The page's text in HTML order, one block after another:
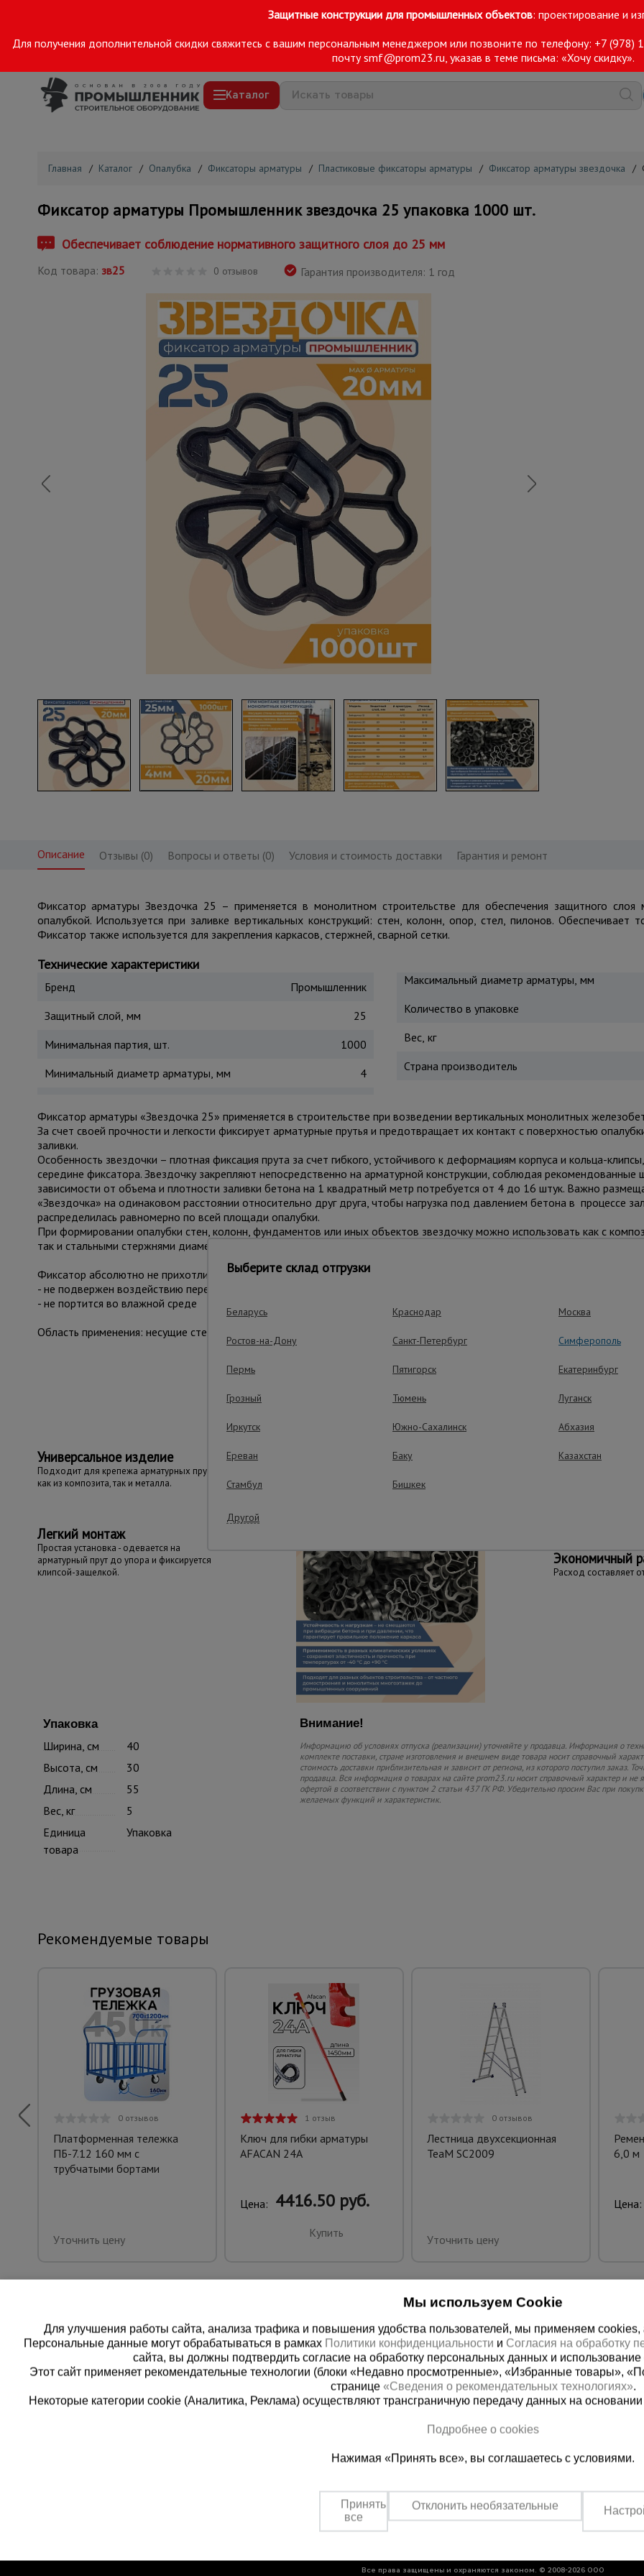
Защитные конструкции для промышленных объектов: проектирование и
Для получения дополнительной скидки свяжитесь с вашим персональным менеджером или позвоните по телефону: +7 (978)
почтуsmf@prom23.ru, указав в теме письма: «Хочу скидку».
Магазины Симферополь +7 (978) 149-25-90
Каталог
Вышки-туры
Сетка, тенты, брезенты
Строительные подъемники
Грузоподъемное оборудование
Мусоропровод строительный
Фанера ламинированная
Опалубка
Вибротехника для строительства
Оборудование для работы с арматурой
Оборудование для бетонных работ
Техника для склада
Тачки строительные и садовые
Лестницы и стремянки
Штукатурные комплекты
Сварочные аппараты
Металл и металлообработка
Главная / Каталог / Опалубка / Фиксаторы арматуры / Пластиковые фиксаторы арматуры / Фиксатор арматуры звездочка /
Фиксатор арматуры Промышленник звездочка 25 упаковка 1000 шт.
Обеспечивает соблюдение нормативного защитного слоя до 25 мм
Код товара: зв25 0 отзывов Гарантия производителя: 1 год
Описание Отзывы (0) Вопросы и ответы (0) Условия и стоимость доставки Гарантия и ремонт
Фиксатор арматуры Звездочка 25 – применяется в монолитном строительстве для обеспечения защитного
опалубкой. Используется при заливке вертикальных конструкций: стен, колонн, опор, стел, пилонов. Обеспечивает
Фиксатор также используется для закрепления каркасов, стержней, сварной сетки.
Технические характеристики
Бренд
Промышленник
Защитный слой, мм
25
Минимальная партия, шт.
1000
Минимальный диаметр арматуры, мм
4
Максимальный диаметр арматуры, мм
Количество в упаковке
Вес, кг
Страна производитель
Фиксатор арматуры «Звездочка 25» применяется в строительстве при возведении вертикальных монолитных
За счет своей прочности и легкости фиксирует арматурные прутья и предотвращает их контакт с поверхностью
заливки.
Особенность звездочки – плотная фиксация прута за счет гибкого, устойчивого к деформациям корпуса и кольца-
середине фиксатора. Звездочку закрепляют непосредственно на арматурной конструкции, соблюдая рекомендованные
зависимости от объема и плотности заливки бетона на 1 квадратный метр потребуется от 4 до 16 штук. Важно
«Звездочка» на одинаковом расстоянии относительно друг друга, чтобы нагрузка под давлением бетона в процессе
распределилась равномерно по всей площади опалубки.
При формировании опалубки стен, колонн, фундаментов или иных объектов звездочку можно использовать как с
так и стальными стержнями диаметром от 4 до 20 мм.
Фиксатор абсолютно не прихотлив в хранении и эксплуатации:
- не подвержен воздействию перепада температур (может использовать при сверх низких или высоких температур)
- не портится во влажной среде
Область применения: несущие стены, колонны, пилоны, опоры мостов.
Важные преимущества – эффективная работа
Универсальное изделие
Подходит для крепежа арматурных прутьев
как из композита, так и металла.
Легкий монтаж
Простая установка - одевается на
арматурный прут до упора и фиксируется
клипсой-защелкой.
Работа в
Экономичный
Расход составляет
Упаковка
Ширина, см
40
Высота, см
30
Длина, см
55
Вес, кг
5
Единица
товара
Упаковка
Внимание!
Информацию об условиях отпуска (реализации) уточняйте у продавца. Информация о
комплекте поставки, стране изготовления и внешнем виде товара носит справочный
стоимость доставки приблизительная и зависит от региона, из которого поступил заказ.
продавца. Вся информация о товарах на сайте prom23.ru носит справочный характер и не
офертой в соответствии с пунктом 2 статьи 437 ГК РФ. Убедительно просим Вас при
желаемых функций и характеристик.
Рекомендуемые товары
0 отзывов
Платформенная тележка
ПБ-7.12 160 мм с
трубчатыми бортами
Уточнить цену
1 отзыв
Ключ для гибки арматуры
AFACAN 24A
Цена: 4416.50 руб.
Купить
0 отзывов
Лестница двухсекционная
TeaM SC2009
Уточнить цену
6,0 м
Цена:
+7 (978) 149-25-90
Заказать звонок
Все права защищены и охраняются законом. © 2008-2026 ООО
Выберите склад отгрузки
Беларусь Краснодар Москва
Ростов-на-Дону Санкт-Петербург Симферополь
Пермь Пятигорск Екатеринбург
Грозный Тюмень Луганск
Иркутск Южно-Сахалинск Абхазия
Ереван Баку Казахстан
Стамбул Бишкек
Другой
Мы используем Cookie
Для улучшения работы сайта, анализа трафика и повышения удобства пользователей, мы применяем cookies,
Персональные данные могут обрабатываться в рамках Политики конфиденциальности и Согласия на обработку
сайта, вы должны подтвердить согласие на обработку персональных данных и
Этот сайт применяет рекомендательные технологии (блоки «Недавно просмотренные», «Избранные товары»,
странице «Сведения о рекомендательных технологиях».
Некоторые категории cookie (Аналитика, Реклама) осуществляют трансграничную передачу данных на
Подробнее о cookies
Нажимая «Принять все», вы соглашаетесь с условиями.
Принять
все
Отклонить необязательные